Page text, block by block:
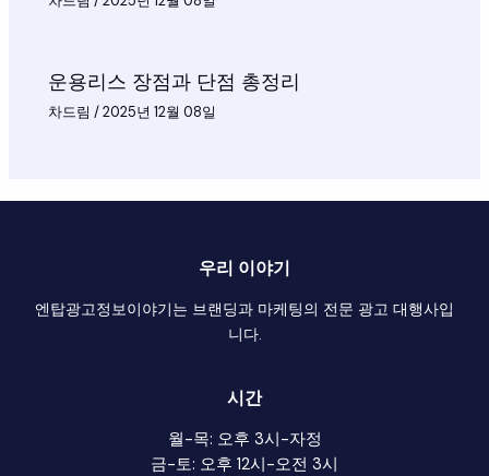
운용리스 장점과 단점 총정리
차드림 /2025년 12월 08일
우리 이야기
엔탑광고정보이야기는 브랜딩과 마케팅의 전문 광고 대행사입
니다.
시간
월-목: 오후 3시-자정
금-토: 오후 12시-오전 3시